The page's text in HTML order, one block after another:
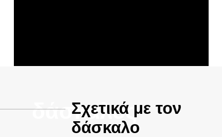
δάσκαλος
Σχετικά με τον
δάσκαλο